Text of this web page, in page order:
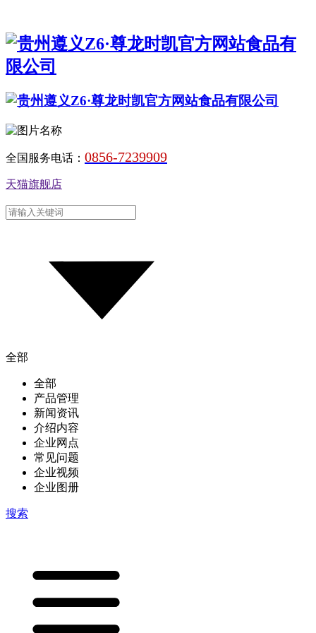
全国服务电话： 0856-7239909
天猫旗舰店
全部
全部
产品管理
新闻资讯
介绍内容
企业网点
常见问题
企业视频
企业图册
搜索